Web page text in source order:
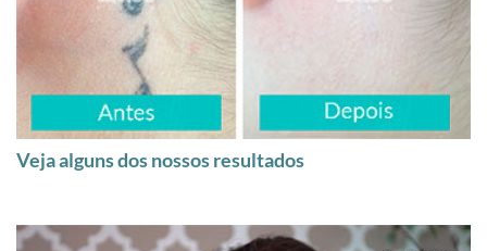
Veja alguns dos nossos resultados